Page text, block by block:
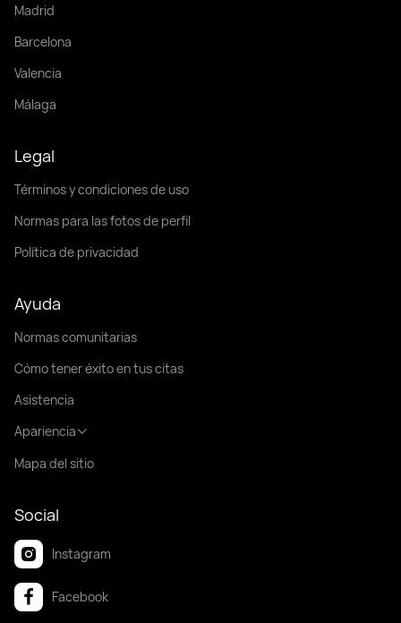
Madrid
Barcelona
Valencia
Málaga
Legal
Términos y condiciones de uso
Normas para las fotos de perfil
Política de privacidad
Ayuda
Normas comunitarias
Cómo tener éxito en tus citas
Asistencia
Apariencia
Mapa del sitio
Social
Instagram
Facebook